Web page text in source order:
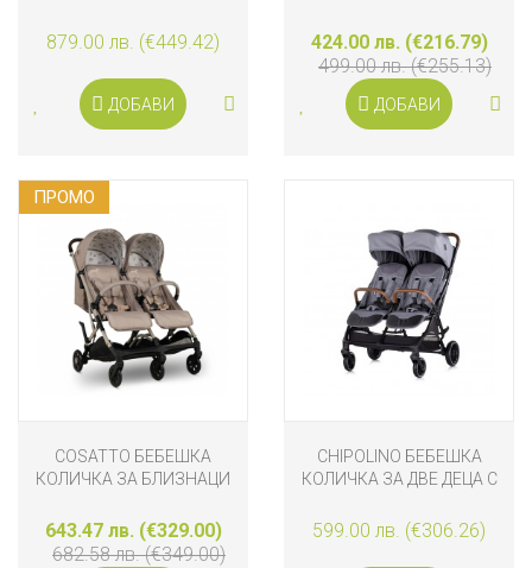
879.00 лв. (€449.42)
ДОБАВИ
424.00 лв. (€216.79)
499.00 лв. (€255.13)
ДОБАВИ
ПРОМO
COSATTO БЕБЕШКА
КОЛИЧКА ЗА БЛИЗНАЦИ
643.47 лв. (€329.00)
682.58 лв. (€349.00)
CHIPOLINO БЕБЕШКА
КОЛИЧКА ЗА ДВЕ ДЕЦА С
СГЪВАНЕ TWINITY, ОБЛАК
599.00 лв. (€306.26)